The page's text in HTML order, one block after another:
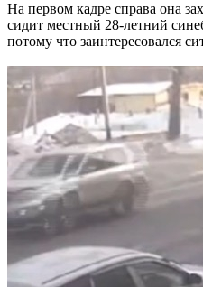
На первом кадре справа она
сидит местный 28-летний
потому что заинтересовался